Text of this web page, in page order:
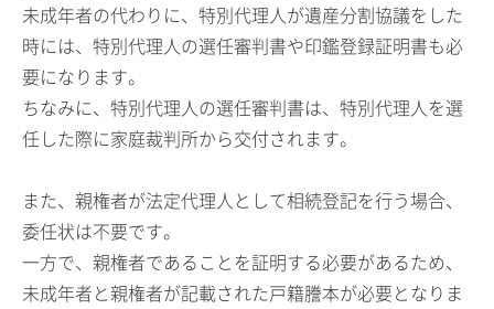
未成年者の代わりに、特別代理人が遺産分割協議をした
時には、特別代理人の選任審判書や印鑑登録証明書も必
要になります。
ちなみに、特別代理人の選任審判書は、特別代理人を選
任した際に家庭裁判所から交付されます。
また、親権者が法定代理人として相続登記を行う場合、
委任状は不要です。
一方で、親権者であることを証明する必要があるため、
未成年者と親権者が記載された戸籍謄本が必要となりま